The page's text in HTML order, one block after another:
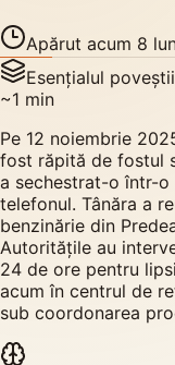
Apărut acum 8
Esențialul poveștii
~1 min
Pe 12 noiembrie
fost răpită de fostul
a sechestrat-o într-o
telefonul. Tânăra a
benzinărie din
Autoritățile au
24 de ore pentru
acum în centrul de
sub coordonarea